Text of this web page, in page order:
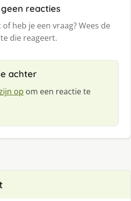
reacties
heb je een vraag? Wees de
die reageert.
achter
op om een reactie te